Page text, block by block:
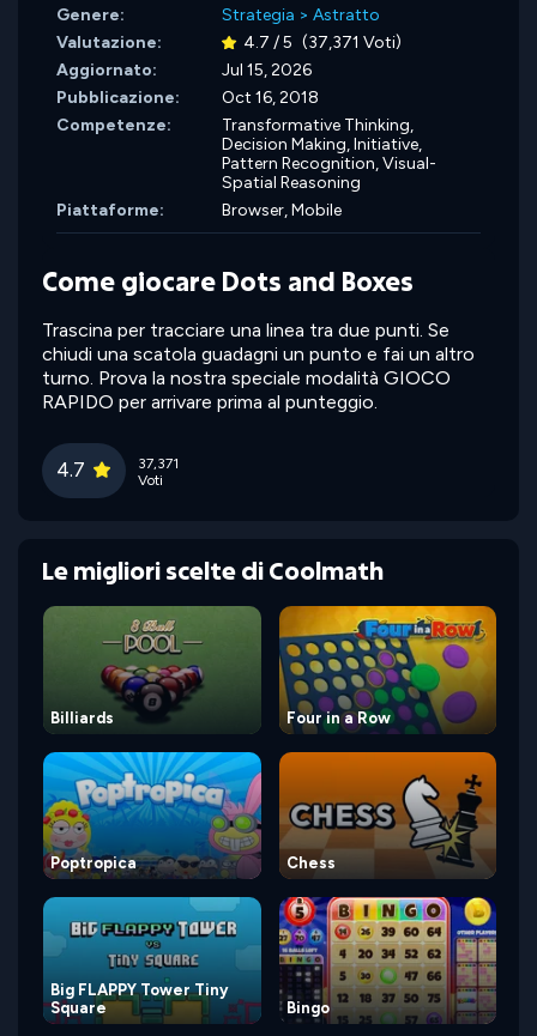
Genere: Strategia > Astratto
Valutazione:
4.7 / 5 (37,371 Voti)
Aggiornato:
Jul 15, 2026
Pubblicazione:
Oct 16, 2018
Competenze:
Transformative Thinking,
Decision Making,Initiative,
Pattern Recognition,Visual-
Spatial Reasoning
Piattaforme:
Browser, Mobile
Come giocare Dots and Boxes
Trascina per tracciare una linea tra due punti. Se
chiudi una scatola guadagni un punto e fai un altro
turno. Prova la nostra speciale modalità GIOCO
RAPIDO per arrivare prima al punteggio.
4.7
37,371
Voti
Le migliori scelte di Coolmath
Billiards Four in a Row
Poptropica Chess
Big FLAPPY Tower Tiny
Square
Bingo